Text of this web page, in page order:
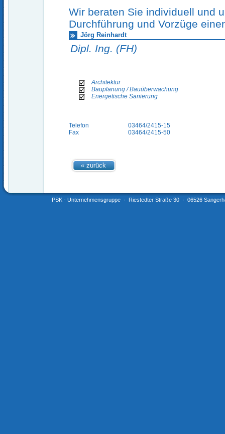
Wir beraten Sie individuell und
Durchführung und Vorzüge
Jörg Reinhardt
Dipl. Ing. (FH)
Architektur
Bauplanung / Bauüberwachung
Energetische Sanierung
Telefon
03464/2415-15
Fax
03464/2415-50
« zurück
PSK - Unternehmensgruppe · Riestedter Straße 30 · 06526